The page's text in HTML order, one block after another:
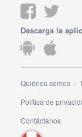
Descarga la
Quiénes somos
Política de
Contáctanos